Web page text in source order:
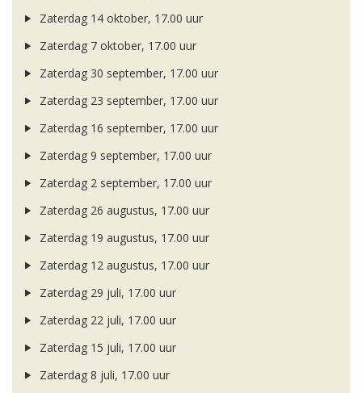
Zaterdag 14 oktober, 17.00 uur
Zaterdag 7 oktober, 17.00 uur
Zaterdag 30 september, 17.00 uur
Zaterdag 23 september, 17.00 uur
Zaterdag 16 september, 17.00 uur
Zaterdag 9 september, 17.00 uur
Zaterdag 2 september, 17.00 uur
Zaterdag 26 augustus, 17.00 uur
Zaterdag 19 augustus, 17.00 uur
Zaterdag 12 augustus, 17.00 uur
Zaterdag 29 juli, 17.00 uur
Zaterdag 22 juli, 17.00 uur
Zaterdag 15 juli, 17.00 uur
Zaterdag 8 juli, 17.00 uur